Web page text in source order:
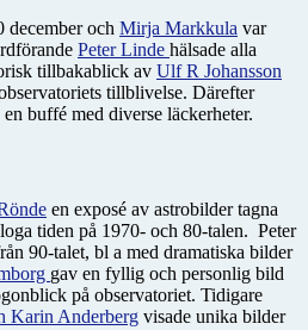
december och Mirja Markkula var
Peter Linde hälsade alla
tillbakablick av Ulf R Johansson
tillblivelse. Därefter
buffé med diverse läckerheter.
en exposé av astrobilder tagna
tiden på 1970- och 80-talen. Peter
90-talet, bl a med dramatiska bilder
gav en fyllig och personlig bild
på observatoriet. Tidigare
Karin Anderberg visade unika bilder